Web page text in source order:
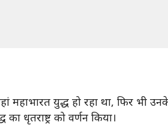
युद्ध हो रहा था, फिर भी
धृतराष्ट्र को वर्णन किया।